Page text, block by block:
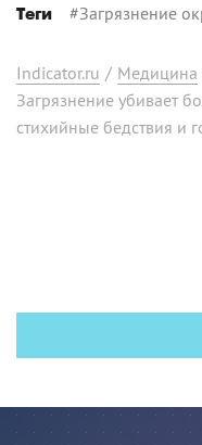
Теги #Загрязнение
Indicator.ru / Медицина
Загрязнение убивает
стихийные бедствия и